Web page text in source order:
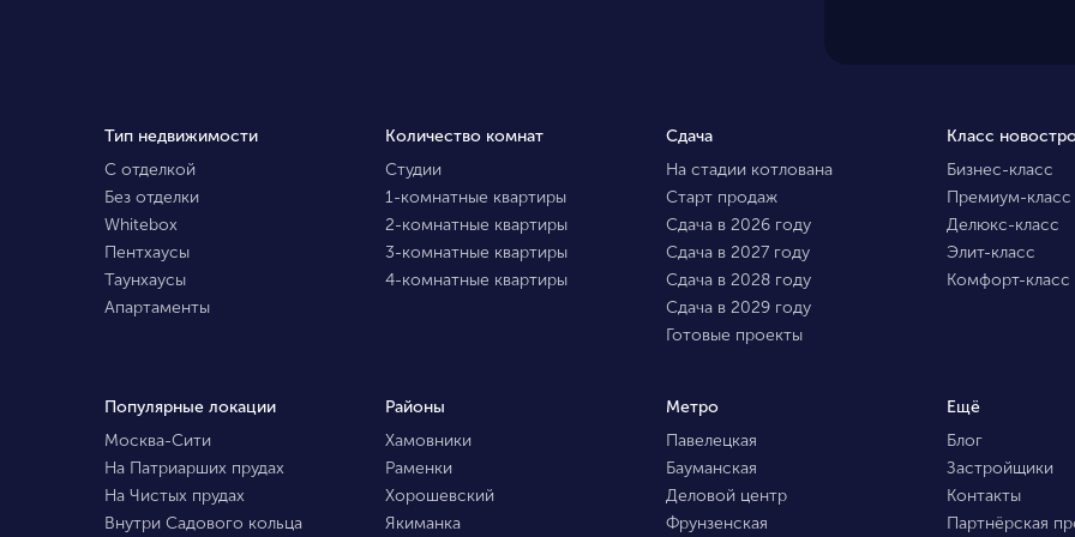
Тип недвижимости
С отделкой
Без отделки
Whitebox
Пентхаусы
Таунхаусы
Апартаменты
Количество комнат
Студии
1-комнатные квартиры
2-комнатные квартиры
3-комнатные квартиры
4-комнатные квартиры
Сдача
На стадии котлована
Старт продаж
Сдача в 2026 году
Сдача в 2027 году
Сдача в 2028 году
Сдача в 2029 году
Готовые проекты
Класс
Бизнес-класс
Премиум-класс
Делюкс-класс
Элит-класс
Комфорт-класс
Популярные локации
Москва-Сити
На Патриарших прудах
На Чистых прудах
Внутри Садового кольца
Районы
Хамовники
Раменки
Хорошевский
Якиманка
Метро
Павелецкая
Бауманская
Деловой центр
Фрунзенская
Ещё
Блог
Застройщики
Контакты
Партнёрская